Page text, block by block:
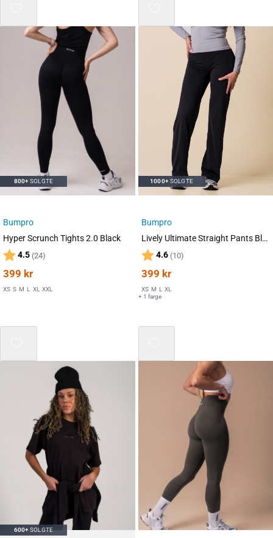
800+SOLGTE
Bumpro
Hyper Scrunch Tights 2.0 Black
Karakter:
4.5 (24)
399 kr
XS S M L XL XXL
1000+SOLGTE
Bumpro
Lively Ultimate Straight Pants Black
Karakter:
4.6(10)
399 kr
XS M L XL
+ 1 farge
600+SOLGTE